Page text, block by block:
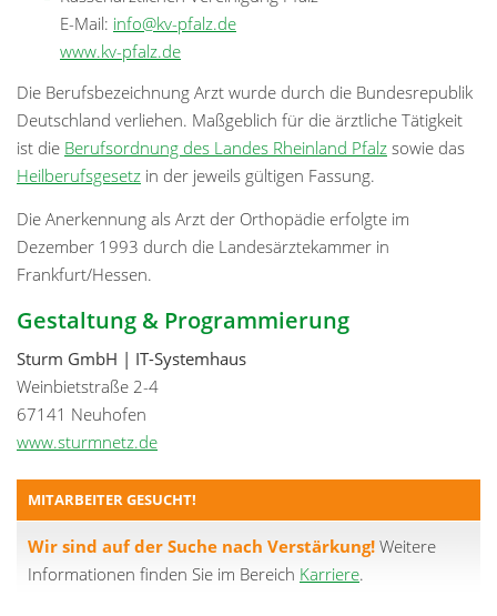
E-Mail: info@kv-pfalz.de
www.kv-pfalz.de
Die Berufsbezeichnung Arzt wurde durch die Bundesrepublik
Deutschland verliehen. Maßgeblich für die ärztliche Tätigkeit
ist die Berufsordnung des Landes Rheinland Pfalz sowie das
Heilberufsgesetz in der jeweils gültigen Fassung.
Die Anerkennung als Arzt der Orthopädie erfolgte im
Dezember 1993 durch die Landesärztekammer in
Frankfurt/Hessen.
Gestaltung & Programmierung
Sturm GmbH | IT-Systemhaus
Weinbietstraße 2-4
67141 Neuhofen
www.sturmnetz.de
MITARBEITER GESUCHT!
Wir sind auf der Suche nach Verstärkung! Weitere
Informationen finden Sie im Bereich Karriere.